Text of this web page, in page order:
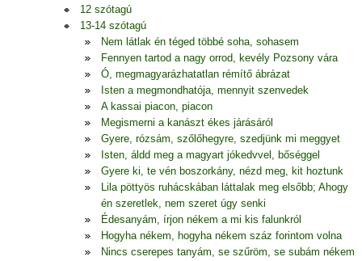
12 szótagú
13-14 szótagú
Nem látlak én téged többé soha, sohasem
Fennyen tartod a nagy orrod, kevély Pozsony vára
Ó, megmagyarázhatatlan rémítő ábrázat
Isten a megmondhatója, mennyit szenvedek
A kassai piacon, piacon
Megismerni a kanászt ékes járásáról
Gyere, rózsám, szőlőhegyre, szedjünk mi meggyet
Isten, áldd meg a magyart jókedvvel, bőséggel
Gyere ki, te vén boszorkány, nézd meg, kit hoztunk
Lila pöttyös ruhácskában láttalak meg elsőbb; Ahogy
én szeretlek, nem szeret úgy senki
Édesanyám, írjon nékem a mi kis falunkról
Hogyha nékem, hogyha nékem száz forintom volna
Nincs cserepes tanyám, se szűröm, se subám nékem